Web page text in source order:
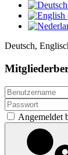
Deutsch,
Angemeldet